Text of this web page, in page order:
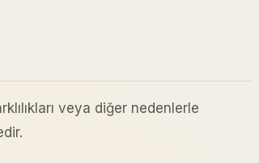
veya diğer nedenlerle